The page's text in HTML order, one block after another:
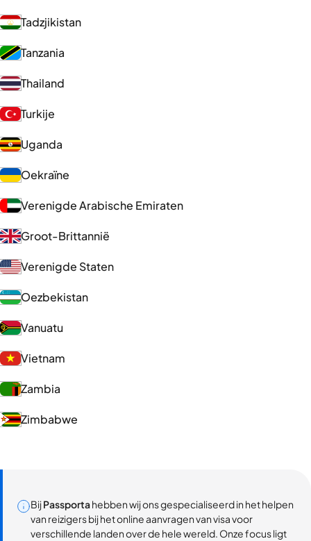
Tadzjikistan
Tanzania
Thailand
Turkije
Uganda
Oekraïne
Verenigde Arabische Emiraten
Groot-Brittannië
Verenigde Staten
Oezbekistan
Vanuatu
Vietnam
Zambia
Zimbabwe
BijPassportahebben wij ons gespecialiseerd in het helpen
van reizigers bij het online aanvragen van visa voor
verschillende landen over de hele wereld. Onze focus ligt